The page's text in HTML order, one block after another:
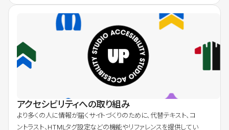
アクセシビリティへの取り組み
より多くの人に情報が届くサイトづくりのために、代替テキスト、コ
ントラスト、HTMLタグ設定などの機能やリファレンスを提供してい